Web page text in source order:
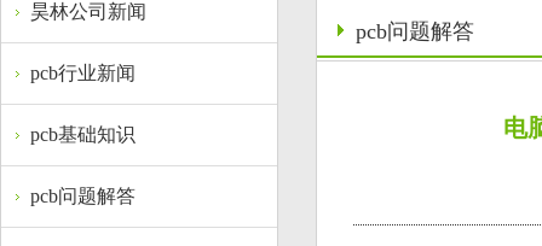
昊林公司新闻
pcb行业新闻
pcb基础知识
pcb问题解答
pcb问题解答
电